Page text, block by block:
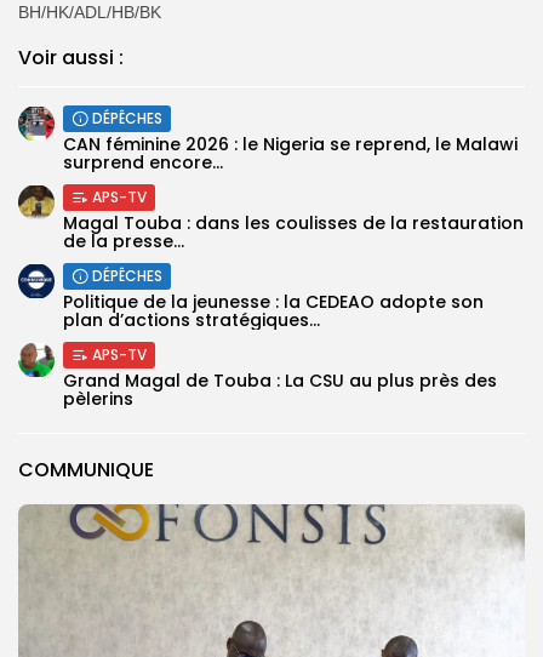
COMMUNIQUE
BH/HK/ADL/HB/BK
Voir aussi :
DÉPÊCHES
‎CAN féminine 2026 : le Nigeria se reprend, le Malawi
surprend encore...
APS-TV
Magal Touba : dans les coulisses de la restauration
de la presse...
DÉPÊCHES
Politique de la jeunesse : la CEDEAO adopte son
plan d’actions stratégiques...
APS-TV
Grand Magal de Touba : La CSU au plus près des
pèlerins